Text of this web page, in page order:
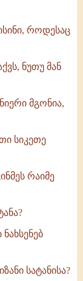
როდესაც
ნუთუ მან
მგონია,
სიკეთე
რაიმე
სატანისა?